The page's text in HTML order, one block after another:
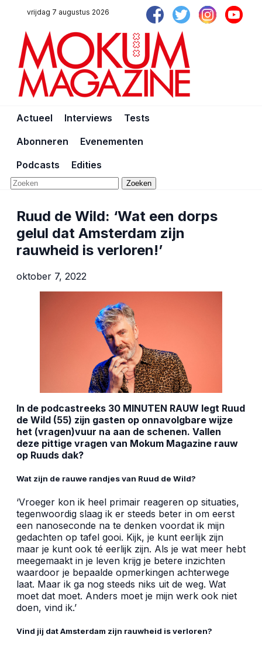
vrijdag 7 augustus 2026
Actueel Interviews
Tests
Abonneren
Evenementen
Podcasts
Edities
Zoeken
Ruud de Wild: ‘Wat een dorps
gelul dat Amsterdam zijn
rauwheid is verloren!’
oktober 7, 2022
In de podcastreeks 30 MINUTEN RAUW legt Ruud
de Wild (55) zijn gasten op onnavolgbare wijze
het (vragen)vuur na aan de schenen. Vallen
deze pittige vragen van Mokum Magazine rauw
op Ruuds dak?
Wat zijn de rauwe randjes van Ruud de Wild?
‘Vroeger kon ik heel primair reageren op situaties,
tegenwoordig slaag ik er steeds beter in om eerst
een nanoseconde na te denken voordat ik mijn
gedachten op tafel gooi. Kijk, je kunt eerlijk zijn
maar je kunt ook té eerlijk zijn. Als je wat meer hebt
meegemaakt in je leven krijg je betere inzichten
waardoor je bepaalde opmerkingen achterwege
laat. Maar ik ga nog steeds niks uit de weg. Wat
moet dat moet. Anders moet je mijn werk ook niet
doen, vind ik.’
Vind jij dat Amsterdam zijn rauwheid is verloren?